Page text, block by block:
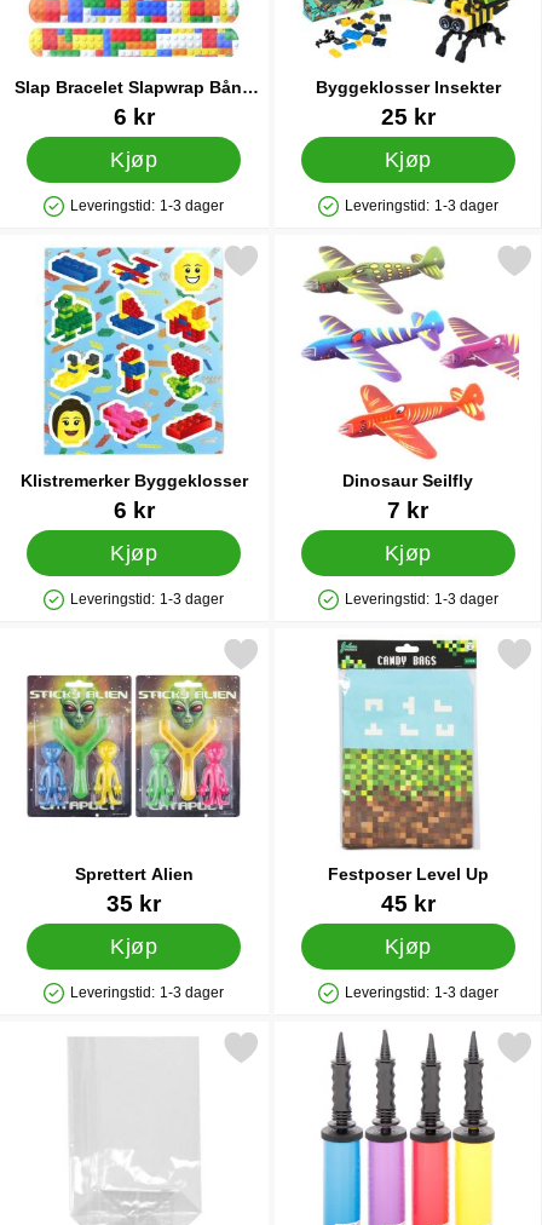
Slap Bracelet Slapwrap Bånd
Brickz
Varenummer 40213
6 kr
Kjøp
Produkttilgjengelighet: På lager
Leveringstid: 1-3 dager
Byggeklosser Insekter
Varenummer 86987
25 kr
Kjøp
Produkttilgjengelighet: På lager
Leveringstid: 1-3 dager
Klistremerker Byggeklosser
Varenummer 32750
6 kr
Kjøp
Produkttilgjengelighet: På lager
Leveringstid: 1-3 dager
Merk klistremerker Byggeklosser som favoritt
Dinosaur Seilfly
Varenummer 12473
7 kr
Kjøp
Produkttilgjengelighet: På lager
Leveringstid: 1-3 dager
Merk dinosaur
Sprettert Alien
Varenummer 85112
35 kr
Kjøp
Produkttilgjengelighet: På lager
Leveringstid: 1-3 dager
Merk sprettert Alien som favoritt
Festposer Level Up
Varenummer 38258
45 kr
Kjøp
Produkttilgjengelighet: På lager
Leveringstid: 1-3 dager
Merk festposer Level
Merk cellofanposer Transparente Store som favoritt
Merk